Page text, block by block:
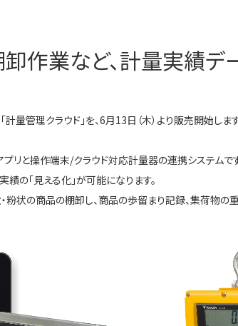
作業など、計量実績
管理クラウド」を、6月13日（木）より販売開始します
リと操作端末/クラウド対応計量器の連携システム
の「見える化」が可能になります。
状の商品の棚卸し、商品の歩留まり記録、集荷物の